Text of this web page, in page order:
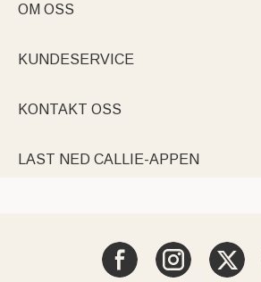
OM OSS
KUNDESERVICE
KONTAKT OSS
LAST NED CALLIE-APPEN